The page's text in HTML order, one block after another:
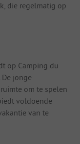
die regelmatig op
op Camping du
jonge
om te spelen
voldoende
van te